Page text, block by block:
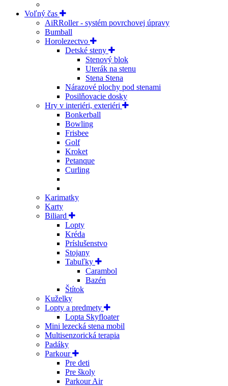
Voľný čas
AiRRoller - systém povrchovej úpravy
Bumball
Horolezectvo
Detské steny
Stenový blok
Uterák na stenu
Stena Stena
Nárazové plochy pod stenami
Posilňovacie dosky
Hry v interiéri, exteriéri
Bonkerball
Bowling
Frisbee
Golf
Kroket
Petanque
Curling
Karimatky
Karty
Biliard
Lopty
Kréda
Príslušenstvo
Stojany
Tabuľky
Carambol
Bazén
Štítok
Kuželky
Lopty a predmety
Lopta Skyfloater
Mini lezecká stena mobil
Multisenzorická terapia
Padáky
Parkour
Pre deti
Pre školy
Parkour Air